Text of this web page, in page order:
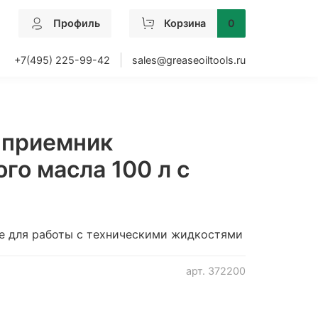
Профиль Корзина 0
+7(495) 225-99-42 sales@greaseoiltools.ru
арт. 372200
масла 100 л с
для работы с техническими жидкостями